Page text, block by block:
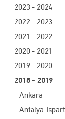
2023 - 2024
2022 - 2023
2021 - 2022
2020 - 2021
2019 - 2020
2018 - 2019
Ankara
Antalya-